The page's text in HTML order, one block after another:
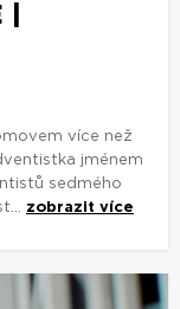
více než
jménem
sedmého
zobrazit více